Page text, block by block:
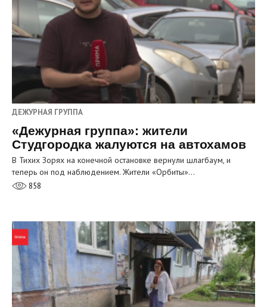
ДЕЖУРНАЯ ГРУППА
«Дежурная группа»: жители
Студгородка жалуются на автохамов
В Тихих Зорях на конечной остановке вернули шлагбаум, и
теперь он под наблюдением. Жители «Орбиты»…
858